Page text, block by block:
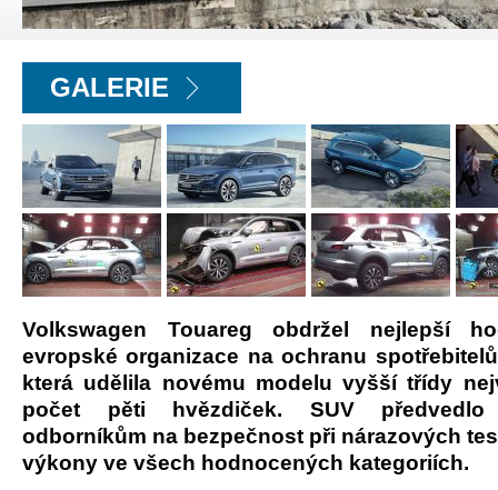
GALERIE
Volkswagen Touareg obdržel nejlepší
evropské organizace na ochranu
která udělila novému modelu vyšší třídy
počet pěti hvězdiček. SUV předvedlo
odborníkům na bezpečnost při nárazových
výkony ve všech hodnocených kategoriích.